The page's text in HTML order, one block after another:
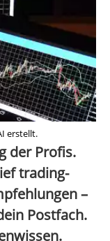
erstellt.
der Profis.
trading-
–
Postfach.